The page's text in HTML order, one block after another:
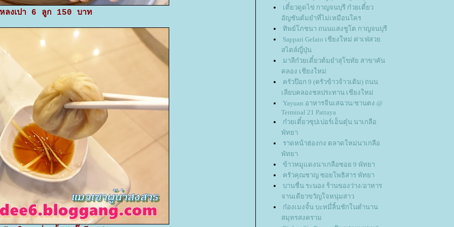
หลงเปา 6 ลูก 150 บาท
เตี๋ยวดูดไข่ กาญจนบุรี ก๋วยเตี๋ยว
อัญชันต้มยำที่ไม่เหมือนใคร
ทิพย์โภชนา ถนนแสงชูโต กาญจนบุรี
Sappari Gelato เชียงใหม่ ค่าเฟ่สว
สไตล์ญี่ปุ่น
มาลีก๋วยเตี๋ยวต้มยำสุโขทัย สาขาคัน
คลอง เชียงใหม่
ครัวป๊อก 9 (ครัวข้าวจ้าวเดิม) ถนน
เลียบคลองชลประทาน เชียงใหม่
Yayuan อาหารจีนเสฉวน/ชานตง @
Terminal 21 Pattaya
ก๋วยเตี๋ยวซุปเปอร์เอ็นตุ๋น นาเกลือ
พัทยา
ราดหน้าฮ่องกง ตลาดใหม่นาเกลือ
พัทยา
ข้าวหมูแดงนาเกลือซอย 9 พัทยา
ครัวคุณชาญ ซอยโพธิสาร พัทยา
บานชื่น ระนอง ร้านของว่าง/อาหาร
จานเดียวขวัญใจหนุ่มสาว
ก๋องเมงจั้น บะหมี่ลิ้นชักในตำนาน
สมุทรสงคราม